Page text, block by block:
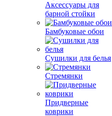
Аксессуары для
барной стойки
Бамбуковые обои
Сушилки для белья
Стремянки
Придверные
коврики